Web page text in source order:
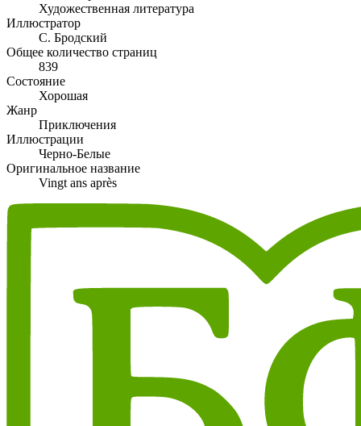
Художественная литература
Иллюстратор
С. Бродский
Общее количество страниц
839
Состояние
Хорошая
Жанр
Приключения
Иллюстрации
Черно-Белые
Оригинальное название
Vingt ans après